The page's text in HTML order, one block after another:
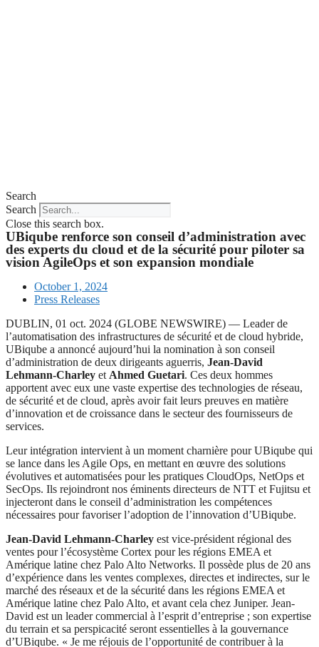
Search
Search
Close this search box.
UBiqube renforce son conseil d’administration avec
des experts du cloud et de la sécurité pour piloter sa
vision AgileOps et son expansion mondiale
October 1, 2024
Press Releases
DUBLIN, 01 oct. 2024 (GLOBE NEWSWIRE) — Leader de
l’automatisation des infrastructures de sécurité et de cloud hybride,
UBiqube a annoncé aujourd’hui la nomination à son conseil
d’administration de deux dirigeants aguerris, Jean-David
Lehmann-Charley et Ahmed Guetari. Ces deux hommes
apportent avec eux une vaste expertise des technologies de réseau,
de sécurité et de cloud, après avoir fait leurs preuves en matière
d’innovation et de croissance dans le secteur des fournisseurs de
services.
Leur intégration intervient à un moment charnière pour UBiqube qui
se lance dans les Agile Ops, en mettant en œuvre des solutions
évolutives et automatisées pour les pratiques CloudOps, NetOps et
SecOps. Ils rejoindront nos éminents directeurs de NTT et Fujitsu et
injecteront dans le conseil d’administration les compétences
nécessaires pour favoriser l’adoption de l’innovation d’UBiqube.
Jean-David Lehmann-Charley est vice-président régional des
ventes pour l’écosystème Cortex pour les régions EMEA et
Amérique latine chez Palo Alto Networks. Il possède plus de 20 ans
d’expérience dans les ventes complexes, directes et indirectes, sur le
marché des réseaux et de la sécurité dans les régions EMEA et
Amérique latine chez Palo Alto, et avant cela chez Juniper. Jean-
David est un leader commercial à l’esprit d’entreprise ; son expertise
du terrain et sa perspicacité seront essentielles à la gouvernance
d’UBiqube. « Je me réjouis de l’opportunité de contribuer à la